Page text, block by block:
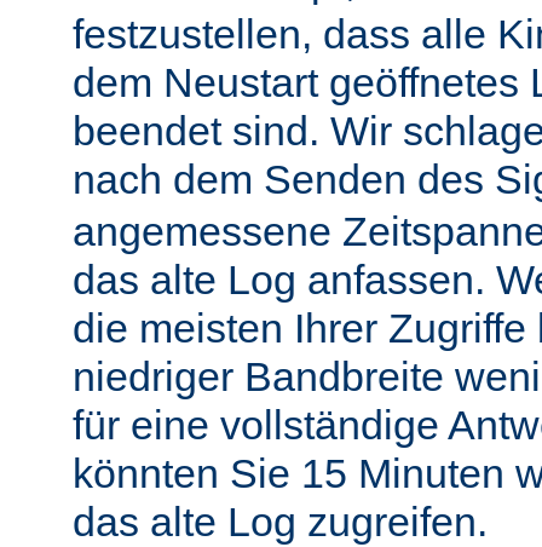
festzustellen, dass alle
dem Neustart geöffnetes
beendet sind. Wir
nach dem Senden des
angemessene
das alte Log anfassen.
die meisten Ihrer
niedriger Bandbreite
für eine vollständige
könnten Sie 15 Minuten
das alte Log zugreifen.